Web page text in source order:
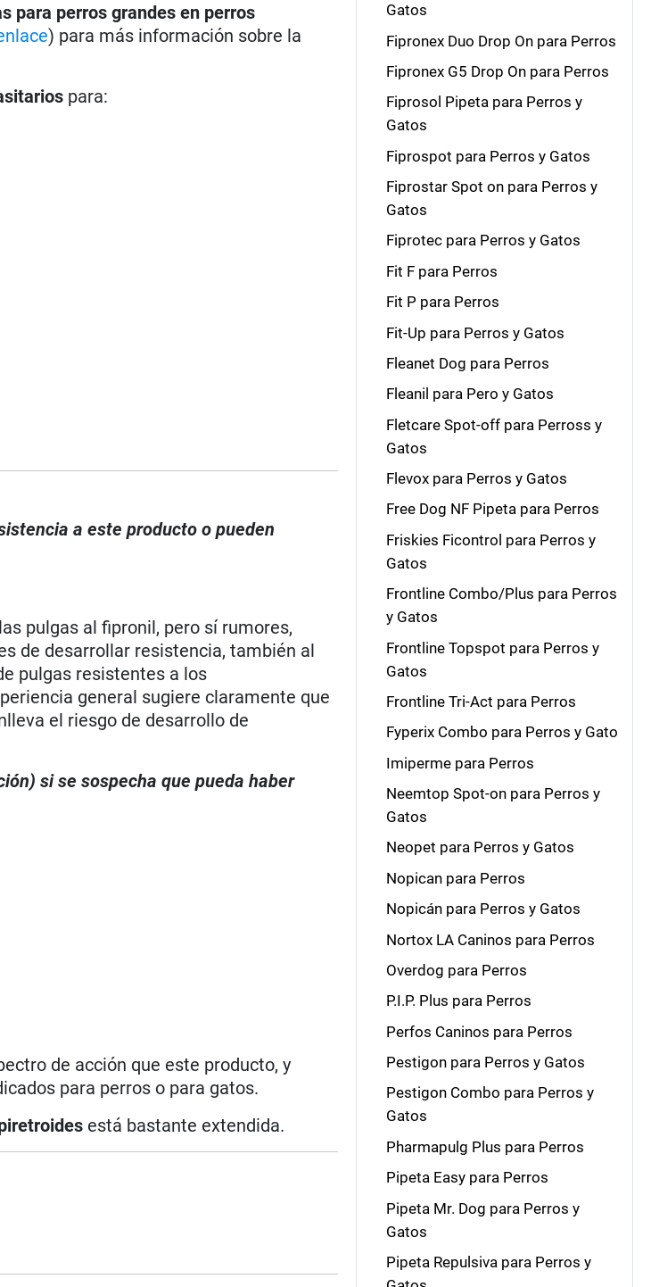
para perros grandes en perros
) para más información sobre la
para:
a este producto o pueden
pulgas al fipronil, pero sí rumores,
de desarrollar resistencia, también al
pulgas resistentes a los
general sugiere claramente que
el riesgo de desarrollo de
si se sospecha que pueda haber
de acción que este producto, y
para perros o para gatos.
está bastante extendida.
Gatos
Fipronex Duo Drop On para Perros
Fipronex G5 Drop On para Perros
Fiprosol Pipeta para Perros y
Gatos
Fiprospot para Perros y Gatos
Fiprostar Spot on para Perros y
Gatos
Fiprotec para Perros y Gatos
Fit F para Perros
Fit P para Perros
Fit-Up para Perros y Gatos
Fleanet Dog para Perros
Fleanil para Pero y Gatos
Fletcare Spot-off para Perross y
Gatos
Flevox para Perros y Gatos
Free Dog NF Pipeta para Perros
Friskies Ficontrol para Perros y
Gatos
Frontline Combo/Plus para Perros
y Gatos
Frontline Topspot para Perros y
Gatos
Frontline Tri-Act para Perros
Fyperix Combo para Perros y Gato
Imiperme para Perros
Neemtop Spot-on para Perros y
Gatos
Neopet para Perros y Gatos
Nopican para Perros
Nopicán para Perros y Gatos
Nortox LA Caninos para Perros
Overdog para Perros
P.I.P. Plus para Perros
Perfos Caninos para Perros
Pestigon para Perros y Gatos
Pestigon Combo para Perros y
Gatos
Pharmapulg Plus para Perros
Pipeta Easy para Perros
Pipeta Mr. Dog para Perros y
Gatos
Pipeta Repulsiva para Perros y